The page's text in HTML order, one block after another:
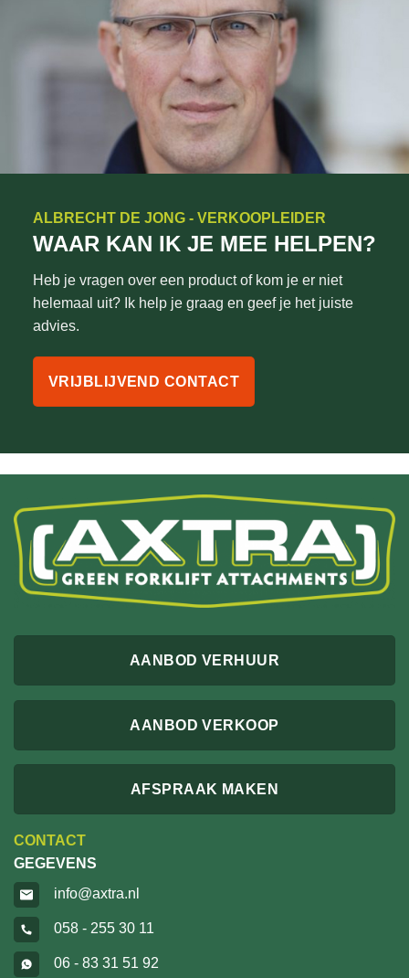
ALBRECHT DE JONG - VERKOOPLEIDER
WAAR KAN IK JE MEE HELPEN?
Heb je vragen over een product of kom je er niet
helemaal uit? Ik help je graag en geef je het juiste
advies.
VRIJBLIJVEND CONTACT
AANBOD VERHUUR
AANBOD VERKOOP
AFSPRAAK MAKEN
CONTACT
GEGEVENS
info@axtra.nl
058 - 255 30 11
06 - 83 31 51 92